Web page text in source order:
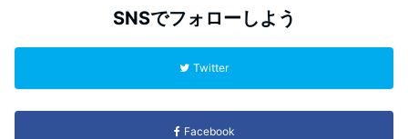
SNSでフォローしよう
Twitter
Facebook